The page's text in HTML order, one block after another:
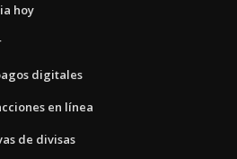
hoy
digitales
en línea
de divisas